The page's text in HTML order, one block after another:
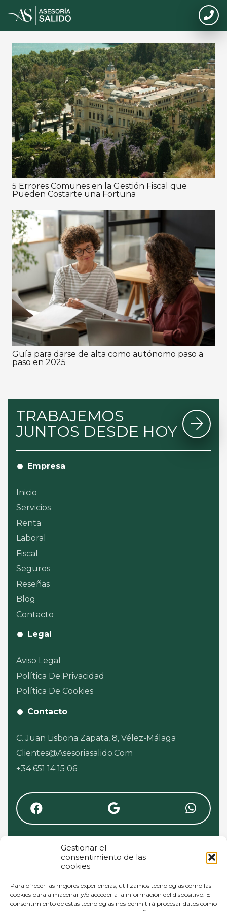
Gestionar el
consentimiento de las
cookies
Para ofrecer las mejores experiencias, utilizamos tecnologías como las
cookies para almacenar y/o acceder a la información del dispositivo. El
consentimiento de estas tecnologías nos permitirá procesar datos como
5 Errores Comunes en la Gestión Fiscal que
Pueden Costarte una Fortuna
Guía para darse de alta como autónomo paso a
paso en 2025
TRABAJEMOS
JUNTOS DESDE HOY
Empresa
Inicio
Servicios
Renta
Laboral
Fiscal
Seguros
Reseñas
Blog
Contacto
Legal
Aviso Legal
Política De Privacidad
Política De Cookies
Contacto
C. Juan Lisbona Zapata, 8, Vélez-Málaga
Clientes@asesoriasalido.com
+34 651 14 15 06